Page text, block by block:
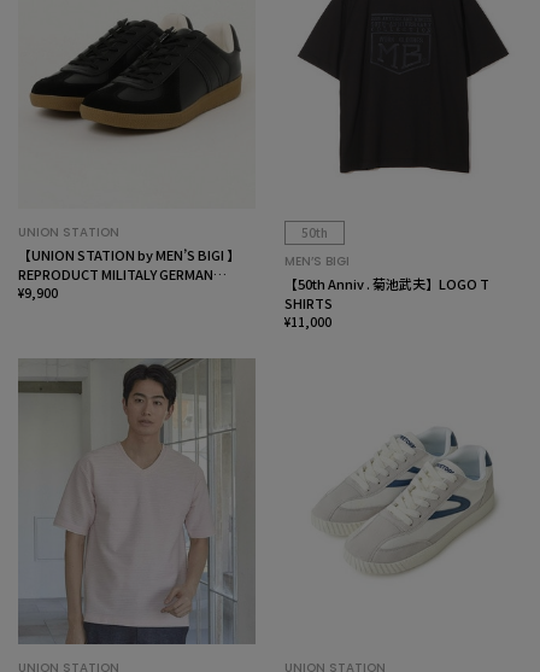
UNION STATION
【UNION STATION by MEN’S BIGI 】
REPRODUCT MILITALY GERMAN
TRAINER ジャーマントレーナー
¥9,900
50th
MEN’S BIGI
【50th Anniv . 菊池武夫】LOGO T
SHIRTS
¥11,000
UNION STATION UNION STATION